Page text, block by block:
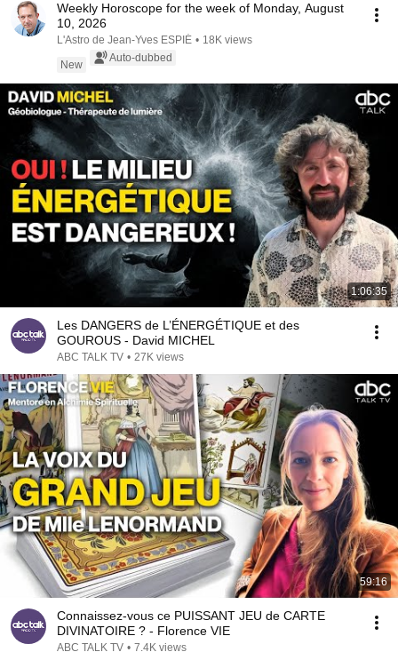
Weekly Horoscope for the week of Monday, August
10, 2026
L'Astro de Jean-Yves ESPIÉ • 18K views
New
Auto-dubbed
1:06:35
Les DANGERS de L’ÉNERGÉTIQUE et des
GOUROUS - David MICHEL
ABC TALK TV • 27K views
59:16
Connaissez-vous ce PUISSANT JEU de CARTE
DIVINATOIRE ? - Florence VIE
ABC TALK TV • 7.4K views